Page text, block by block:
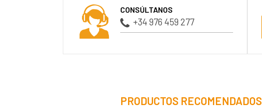
CONSÚLTANOS
+34 976 459 277
PRODUCTOS RECOMENDADOS